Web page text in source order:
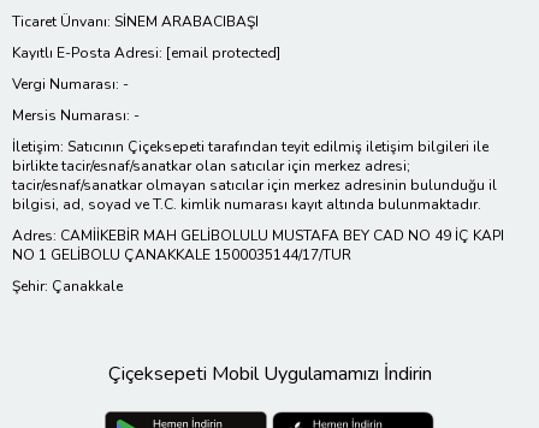
Ticaret Ünvanı: SİNEM ARABACIBAŞI
Kayıtlı E-Posta Adresi: [email protected]
Vergi Numarası: -
Mersis Numarası: -
İletişim: Satıcının Çiçeksepeti tarafından teyit edilmiş iletişim bilgileri ile
birlikte tacir/esnaf/sanatkar olan satıcılar için merkez adresi;
tacir/esnaf/sanatkar olmayan satıcılar için merkez adresinin bulunduğu il
bilgisi, ad, soyad ve T.C. kimlik numarası kayıt altında bulunmaktadır.
Adres: CAMİİKEBİR MAH GELİBOLULU MUSTAFA BEY CAD NO 49 İÇ KAPI
NO 1 GELİBOLU ÇANAKKALE 1500035144/17/TUR
Şehir: Çanakkale
Çiçeksepeti Mobil Uygulamamızı İndirin